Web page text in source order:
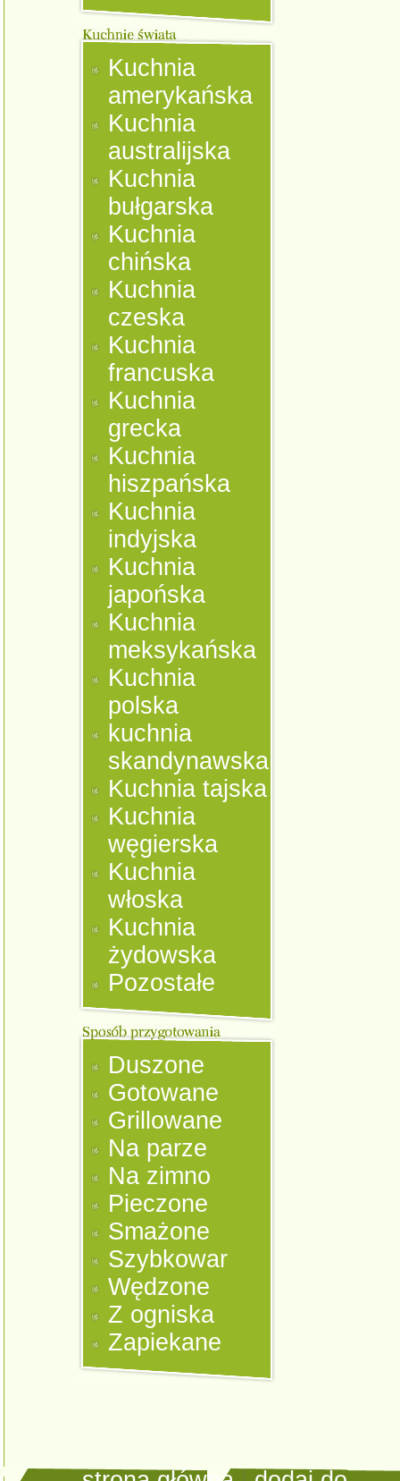
Kuchnia
amerykańska
Kuchnia
australijska
Kuchnia
bułgarska
Kuchnia
chińska
Kuchnia
czeska
Kuchnia
francuska
Kuchnia
grecka
Kuchnia
hiszpańska
Kuchnia
indyjska
Kuchnia
japońska
Kuchnia
meksykańska
Kuchnia
polska
kuchnia
skandynawska
Kuchnia tajska
Kuchnia
węgierska
Kuchnia
włoska
Kuchnia
żydowska
Pozostałe
Duszone
Gotowane
Grillowane
Na parze
Na zimno
Pieczone
Smażone
Szybkowar
Wędzone
Z ogniska
Zapiekane